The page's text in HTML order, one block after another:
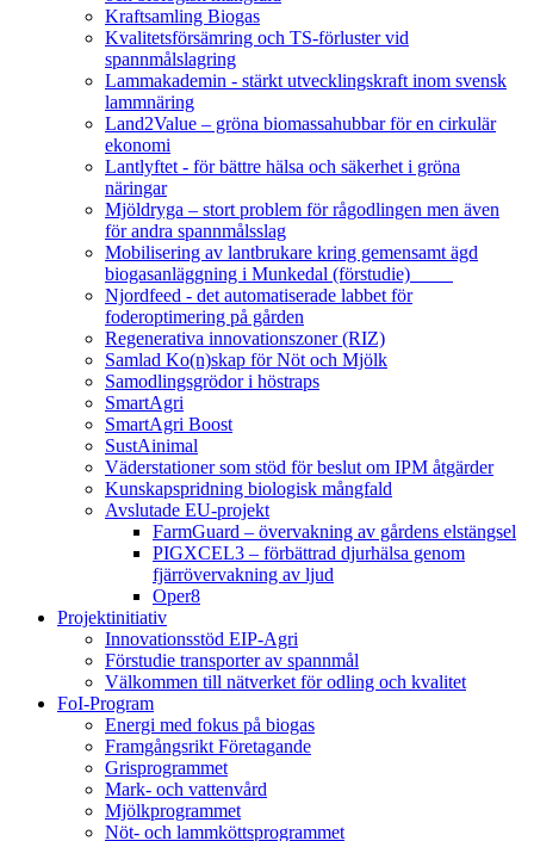
Kraftsamling Biogas
Kvalitetsförsämring och TS-förluster vid
spannmålslagring
Lammakademin - stärkt utvecklingskraft inom svensk
lammnäring
Land2Value – gröna biomassahubbar för en cirkulär
ekonomi
Lantlyftet - för bättre hälsa och säkerhet i gröna
näringar
Mjöldryga – stort problem för rågodlingen men även
för andra spannmålsslag
Mobilisering av lantbrukare kring gemensamt ägd
biogasanläggning i Munkedal (förstudie)
Njordfeed - det automatiserade labbet för
foderoptimering på gården
Regenerativa innovationszoner (RIZ)
Samlad Ko(n)skap för Nöt och Mjölk
Samodlingsgrödor i höstraps
SmartAgri
SmartAgri Boost
SustAinimal
Väderstationer som stöd för beslut om IPM åtgärder
Kunskapspridning biologisk mångfald
Avslutade EU-projekt
FarmGuard – övervakning av gårdens elstängsel
PIGXCEL3 – förbättrad djurhälsa genom
fjärrövervakning av ljud
Oper8
Projektinitiativ
Innovationsstöd EIP-Agri
Förstudie transporter av spannmål
Välkommen till nätverket för odling och kvalitet
FoI-Program
Energi med fokus på biogas
Framgångsrikt Företagande
Grisprogrammet
Mark- och vattenvård
Mjölkprogrammet
Nöt- och lammköttsprogrammet